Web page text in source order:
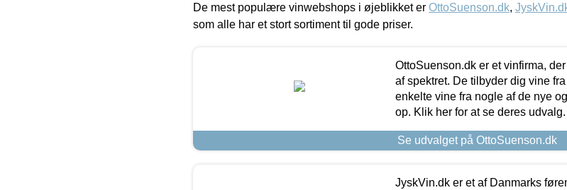
De mest populære vinwebshops i øjeblikket er OttoSuenson.dk,
som alle har et stort sortiment til gode priser.
OttoSuenson.dk er et vinfirma,
af spektret. De tilbyder dig vine
enkelte vine fra nogle af de nye
op. Klik her for at se deres udvalg.
Se udvalget på OttoSuenson.dk
JyskVin.dk er et af Danmarks